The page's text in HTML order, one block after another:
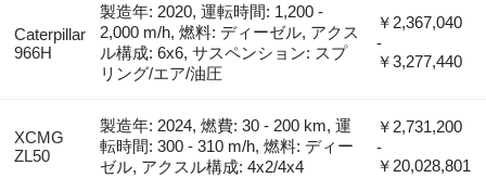
Caterpillar
966H
製造年: 2020, 運転時間: 1,200 -
2,000 m/h, 燃料: ディーゼル, アクス
ル構成: 6x6, サスペンション: スプ
リング/エア/油圧
￥2,367,040
-
￥3,277,440
XCMG
ZL50
製造年: 2024, 燃費: 30 - 200 km, 運
転時間: 300 - 310 m/h, 燃料: ディー
ゼル, アクスル構成: 4x2/4x4
￥2,731,200
-
￥20,028,801